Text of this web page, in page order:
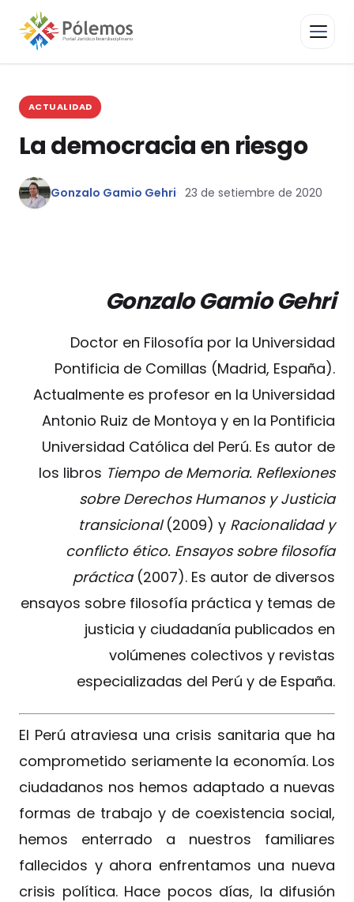
ACTUALIDAD
La democracia en riesgo
Gonzalo Gamio Gehri 23 de setiembre de 2020
Gonzalo Gamio Gehri
Doctor en Filosofía por la Universidad
Pontificia de Comillas (Madrid, España).
Actualmente es profesor en la Universidad
Antonio Ruiz de Montoya y en la Pontificia
Universidad Católica del Perú. Es autor de
los libros Tiempo de Memoria. Reflexiones
sobre Derechos Humanos y Justicia
transicional(2009) y Racionalidad y
conflicto ético. Ensayos sobre filosofía
práctica(2007). Es autor de diversos
ensayos sobre filosofía práctica y temas de
justicia y ciudadanía publicados en
volúmenes colectivos y revistas
especializadas del Perú y de España.
El Perú atraviesa una crisis sanitaria que ha
comprometido seriamente la economía. Los
ciudadanos nos hemos adaptado a nuevas
formas de trabajo y de coexistencia social,
hemos enterrado a nuestros familiares
fallecidos y ahora enfrentamos una nueva
crisis política. Hace pocos días, la difusión